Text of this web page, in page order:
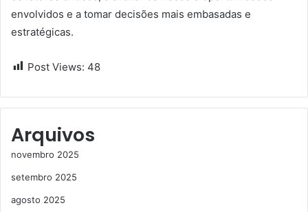
envolvidos e a tomar decisões mais embasadas e
estratégicas.
Post Views: 48
Arquivos
novembro 2025
setembro 2025
agosto 2025